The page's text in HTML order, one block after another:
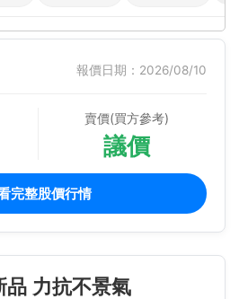
報價日期：2026/08/10
賣價(買方參考)
議價
完整股價行情
品 力抗不景氣